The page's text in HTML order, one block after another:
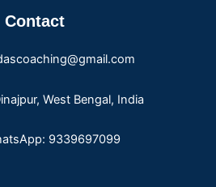
Contact
West Bengal, India
9339697099